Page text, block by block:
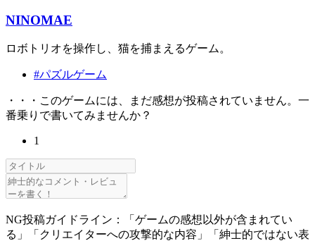
NINOMAE
ロボトリオを操作し、猫を捕まえるゲーム。
#パズルゲーム
・・・このゲームには、まだ感想が投稿されていません。一
番乗りで書いてみませんか？
1
NG投稿ガイドライン：「ゲームの感想以外が含まれてい
る」「クリエイターへの攻撃的な内容」「紳士的ではない表